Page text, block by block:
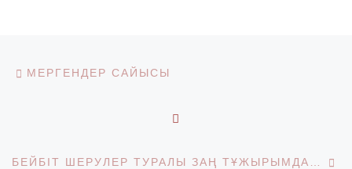
Post navigation
МЕРГЕНДЕР САЙЫСЫ